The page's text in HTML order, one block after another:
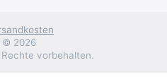
© 2026
vorbehalten.